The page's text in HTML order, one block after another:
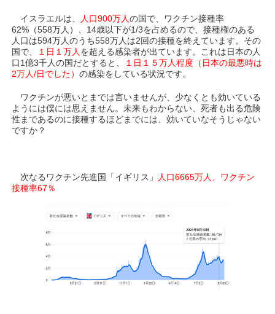
イスラエルは、 人口900万人の国で、ワクチン接種率
62%（558万人）、14歳以下が1/3を占めるので、接種権のある
人口は594万人のうち558万人は2回の接種を終えています。その
国で、
１日１万人 を超える感染者が出ています。これは日本の人
口1億3千人の国だとすると、
１日１５万人程度（日本の最悪時は
2万人/日でした）の感染をしている状況です。
ワクチンが悪いとまでは言いませんが、少なくとも効いている
ようには僕には思えません。未来もわからない、死者も出る危険
性まであるのに接種するほどまでには、効いていなそうじゃない
ですか？
次なるワクチン先進国「イギリス」
人口6665万人、ワクチン
接種率67％